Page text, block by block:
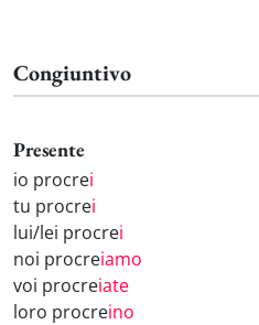
Congiuntivo
Presente
io procrei
tu procrei
lui/lei procrei
noi procreiamo
voi procreiate
loro procreino